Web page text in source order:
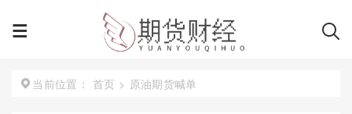
当前位置： 首页 > 原油期货喊单